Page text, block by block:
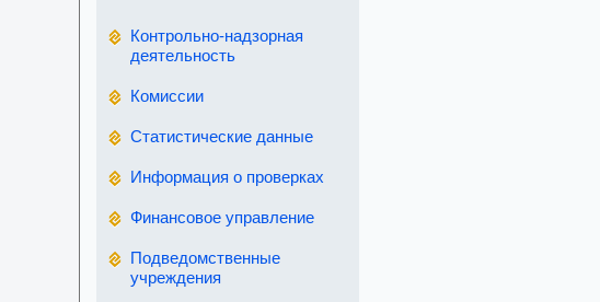
Контрольно-надзорная
деятельность
Комиссии
Статистические данные
Информация о проверках
Финансовое управление
Подведомственные
учреждения